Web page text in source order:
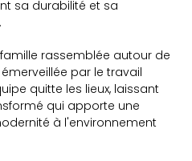
sa durabilité et sa
rassemblée autour de
par le travail
quitte les lieux, laissant
qui apporte une
à l'environnement